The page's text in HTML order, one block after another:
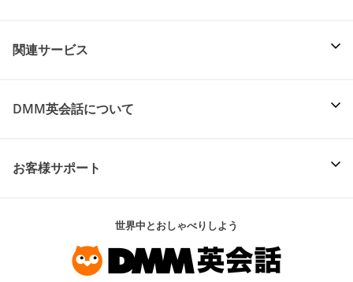
関連サービス
DMM英会話について
お客様サポート
世界中とおしゃべりしよう